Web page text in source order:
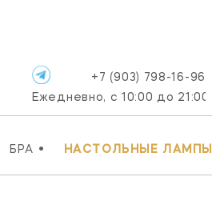
БРА • НАСТОЛЬНЫЕ ЛАМПЫ
+7 (903) 798-16-96
Ежедневно, с 10:00 до 21:00